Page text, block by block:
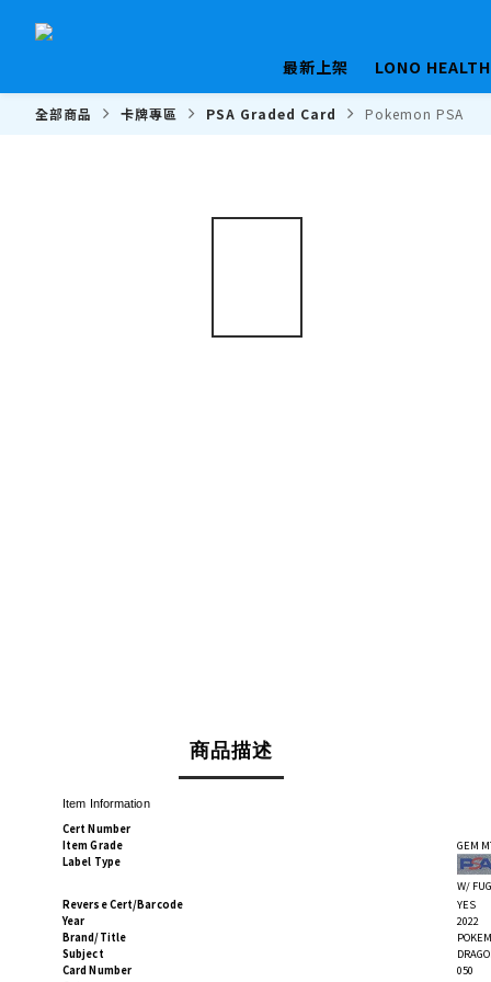
最新上架
LONO
全部商品 卡牌專區 PSA Graded Card Pokemon PSA
商品描述
Item Information
Cert Number
Item Grade
GEM
Label Type
W/
Reverse Cert/Barcode
YES
Year
2022
Brand/Title
Subject
Card Number
050